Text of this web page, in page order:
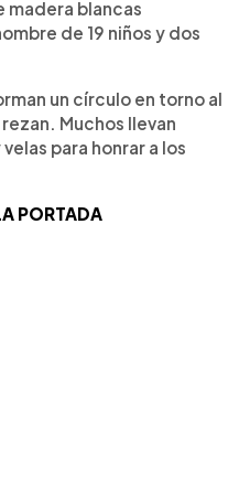
madera blancas
de 19 niños y dos
un círculo en torno al
Muchos llevan
para honrar a los
PORTADA